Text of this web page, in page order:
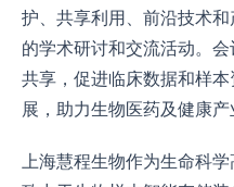
护、共享利用、前沿技术
的学术研讨和交流活动。
共享，促进临床数据和样
展，助力生物医药及健康
上海慧程生物作为生命科